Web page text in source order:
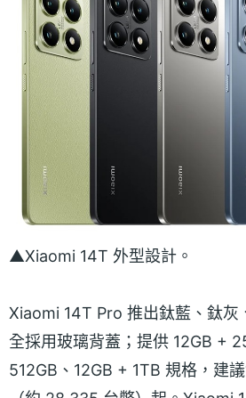
▲Xiaomi 14T 外型設計。
Xiaomi 14T Pro 推出鈦藍、鈦灰
全採用玻璃背蓋；提供 12GB +
512GB、12GB + 1TB 規格，建